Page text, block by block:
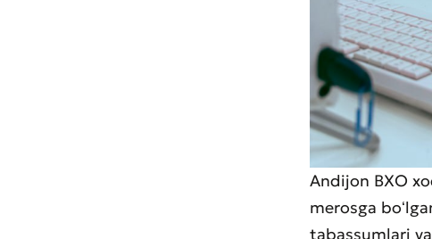
Andijon BXO
merosga
tabassumlari